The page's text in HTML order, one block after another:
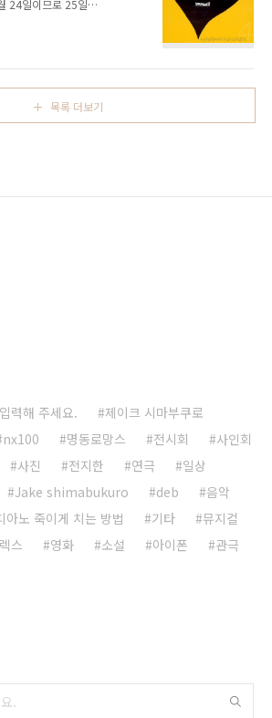
24일이므로 25일
도 구입 가능할 것
은 그 과도기에 있던
공인 '서은혜'에게 ..
목록 더보기
력해 주세요.
제이크 시마부쿠로
nx100 명동로망스 전시회
사인회
사진 전지한 연극
일상
Jake shimabukuro deb
음악
아노 죽이게 치는 방법
기타
뮤지컬
스 영화 소설 아이폰
관극